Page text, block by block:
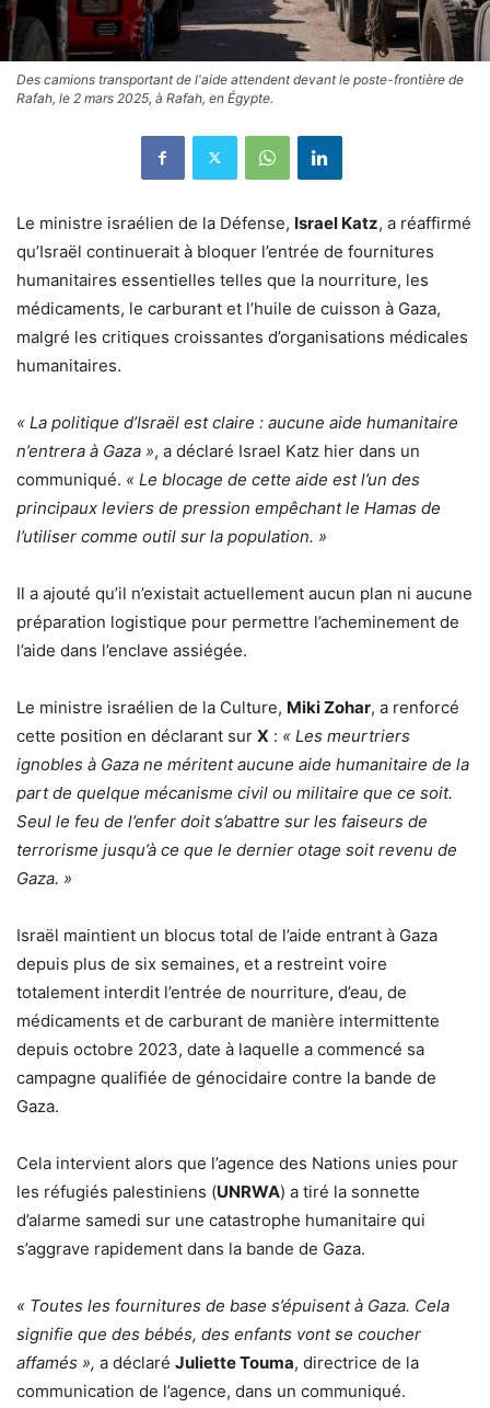
Des camions transportant de l'aide attendent devant le poste-frontière de
Rafah, le 2 mars 2025, à Rafah, en Égypte.
Le ministre israélien de la Défense, Israel Katz, a réaffirmé
qu’Israël continuerait à bloquer l’entrée de fournitures
humanitaires essentielles telles que la nourriture, les
médicaments, le carburant et l’huile de cuisson à Gaza,
malgré les critiques croissantes d’organisations médicales
humanitaires.
« La politique d’Israël est claire : aucune aide humanitaire
n’entrera à Gaza », a déclaré Israel Katz hier dans un
communiqué. « Le blocage de cette aide est l’un des
principaux leviers de pression empêchant le Hamas de
l’utiliser comme outil sur la population. »
Il a ajouté qu’il n’existait actuellement aucun plan ni aucune
préparation logistique pour permettre l’acheminement de
l’aide dans l’enclave assiégée.
Le ministre israélien de la Culture, Miki Zohar, a renforcé
cette position en déclarant sur X : « Les meurtriers
ignobles à Gaza ne méritent aucune aide humanitaire de la
part de quelque mécanisme civil ou militaire que ce soit.
Seul le feu de l’enfer doit s’abattre sur les faiseurs de
terrorisme jusqu’à ce que le dernier otage soit revenu de
Gaza. »
Israël maintient un blocus total de l’aide entrant à Gaza
depuis plus de six semaines, et a restreint voire
totalement interdit l’entrée de nourriture, d’eau, de
médicaments et de carburant de manière intermittente
depuis octobre 2023, date à laquelle a commencé sa
campagne qualifiée de génocidaire contre la bande de
Gaza.
Cela intervient alors que l’agence des Nations unies pour
les réfugiés palestiniens (UNRWA) a tiré la sonnette
d’alarme samedi sur une catastrophe humanitaire qui
s’aggrave rapidement dans la bande de Gaza.
« Toutes les fournitures de base s’épuisent à Gaza. Cela
signifie que des bébés, des enfants vont se coucher
affamés », a déclaré Juliette Touma, directrice de la
communication de l’agence, dans un communiqué.